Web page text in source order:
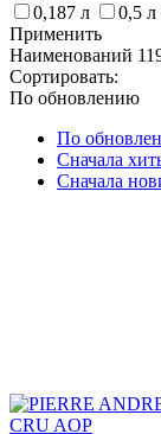
0,187 л
0,5 л
Применить
Наименований
Сортировать:
По обновлению
По
Сначала
Сначала